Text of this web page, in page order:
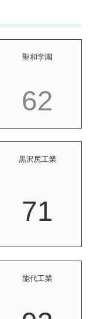
聖和学園
62
黒沢尻工業
71
能代工業